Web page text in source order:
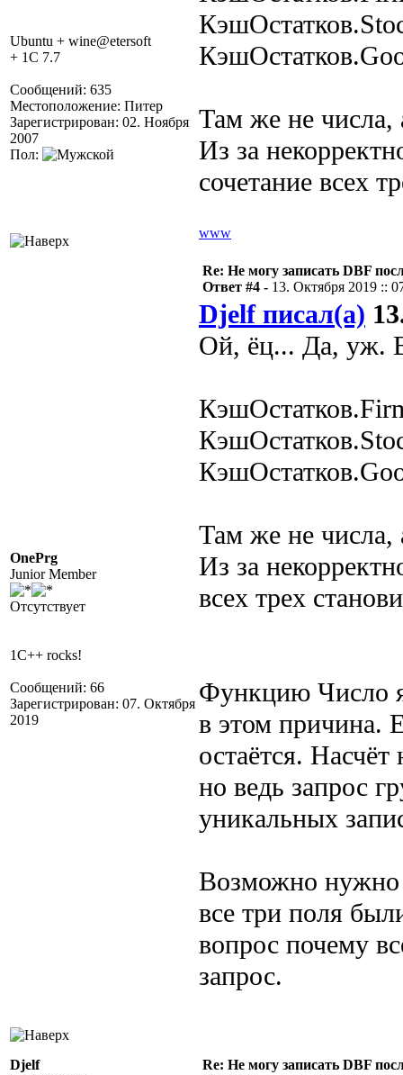
Ubuntu + wine@etersoft
+ 1C 7.7
Сообщений: 635
Местоположение: Питер
Зарегистрирован: 02. Ноября
2007
Пол:
Там же не числа,
Из за
сочетание всех
www
OnePrg
Junior Member
Отсутствует
1C++ rocks!
Сообщений: 66
Зарегистрирован: 07. Октября
2019
Re: Не могу записать DBF
Ответ #4 - 13. Октября 2019 ::
Djelf писал(а)
Ой, ёц... Да, уж.
Там же не числа,
Из за
всех трех
Функцию Число
в этом причина.
остаётся.
но ведь запрос
уникальных
Возможно нужно
все три поля
вопрос почему
запрос.
Djelf
Re: Не могу записать DBF